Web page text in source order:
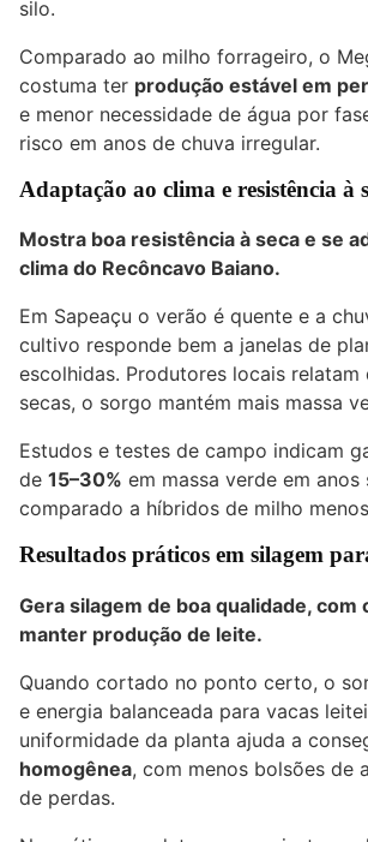
silo.
Comparado ao milho forrageiro, o
costuma ter produção estável em
e menor necessidade de água por
risco em anos de chuva irregular.
Adaptação ao clima e resistência à
Mostra boa resistência à seca e se
clima do Recôncavo Baiano.
Em Sapeaçu o verão é quente e a
cultivo responde bem a janelas de
escolhidas. Produtores locais relatam
secas, o sorgo mantém mais massa
Estudos e testes de campo indicam
de 15–30% em massa verde em anos
comparado a híbridos de milho
Resultados práticos em silagem
Gera silagem de boa qualidade, com
manter produção de leite.
Quando cortado no ponto certo, o
e energia balanceada para vacas
uniformidade da planta ajuda a
homogênea, com menos bolsões de
de perdas.